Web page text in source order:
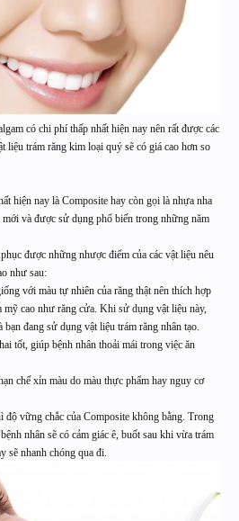
có chi phí thấp nhất hiện nay nên rất được các
liệu trám răng kim loại quý sẽ có giá cao hơn so
hiện nay là Composite hay còn gọi là nhựa nha
và được sử dụng phổ biến trong những năm
được những nhược điểm của các vật liệu nêu
như sau:
với màu tự nhiên của răng thật nên thích hợp
mỹ cao như răng cửa. Khi sử dụng vật liệu này,
đang sử dụng vật liệu trám răng nhân tạo.
tốt, giúp bệnh nhân thoải mái trong việc ăn
chế xỉn màu do màu thực phẩm hay nguy cơ
độ vững chắc của Composite không bằng. Trong
nhân sẽ có cảm giác ê, buốt sau khi vừa trám
sẽ nhanh chóng qua đi.